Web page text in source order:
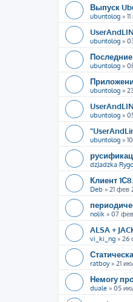
Выпуск
ubuntolog »
ubuntolog »
ubuntolog »
ubuntolog »
ubuntolog »
ubuntolog »
dzJadzka
Клиент
Deb » 21 фев
nolik » 07 фев
ALSA +
vi_ki_ng » 26
ratboy» 21
Немогу
duale » 05